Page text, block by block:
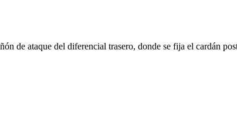
de ataque del diferencial trasero, donde se fija el cardán